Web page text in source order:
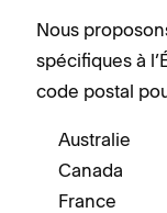
Nous
spécifiques à
code postal
Australie
Canada
France